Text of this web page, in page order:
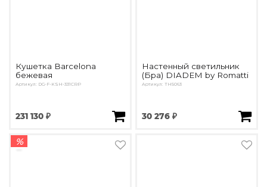
Кушетка Barcelona
бежевая
Артикул: DG-F-KSH-331CRP
231 130 ₽
Настенный светильник
(Бра) DIADEM by Romatti
Артикул: TH5063
30 276 ₽
%